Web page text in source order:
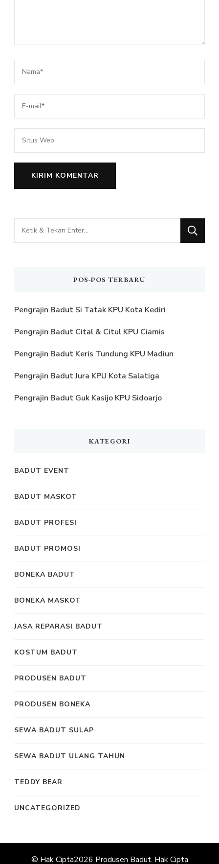
Mencari
Sesuatu?
POS-POS TERBARU
Pengrajin Badut Si Tatak KPU Kota Kediri
Pengrajin Badut Cital & Citul KPU Ciamis
Pengrajin Badut Keris Tundung KPU Madiun
Pengrajin Badut Jura KPU Kota Salatiga
Pengrajin Badut Guk Kasijo KPU Sidoarjo
KATEGORI
BADUT EVENT
BADUT MASKOT
BADUT PROFESI
BADUT PROMOSI
BONEKA BADUT
BONEKA MASKOT
JASA REPARASI BADUT
KOSTUM BADUT
PRODUSEN BADUT
PRODUSEN BONEKA
SEWA BADUT SULAP
SEWA BADUT ULANG TAHUN
TEDDY BEAR
UNCATEGORIZED
© Hak Cipta2026 Produsen Badut. Hak Cipta